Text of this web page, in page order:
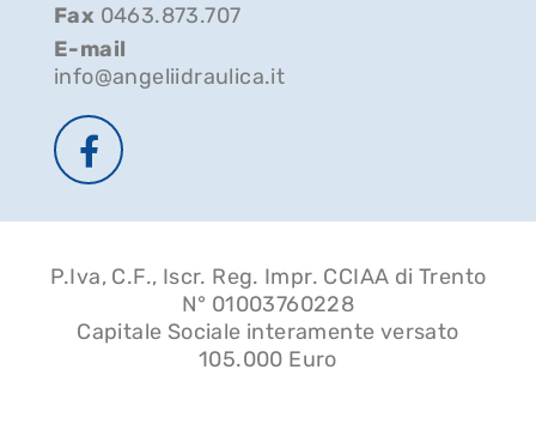
Fax 0463.873.707
E-mail
info@angeliidraulica.it
P.Iva, C.F., Iscr. Reg. Impr. CCIAA di Trento
N° 01003760228
Capitale Sociale interamente versato
105.000 Euro